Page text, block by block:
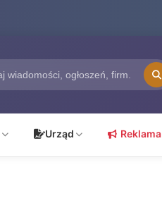
Urząd Reklama